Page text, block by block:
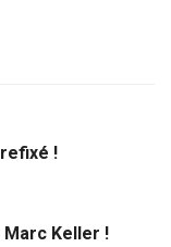
!
Keller !